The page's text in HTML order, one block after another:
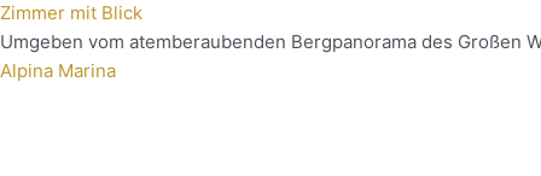
Zimmer mit Blick
Umgeben vom atemberaubenden Bergpanorama des Großen
Alpina Marina